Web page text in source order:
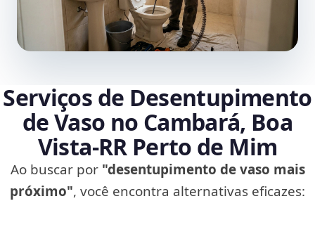
Serviços de Desentupimento
de Vaso no Cambará, Boa
Vista‑RR Perto de Mim
Ao buscar por "desentupimento de vaso mais
próximo", você encontra alternativas eficazes: